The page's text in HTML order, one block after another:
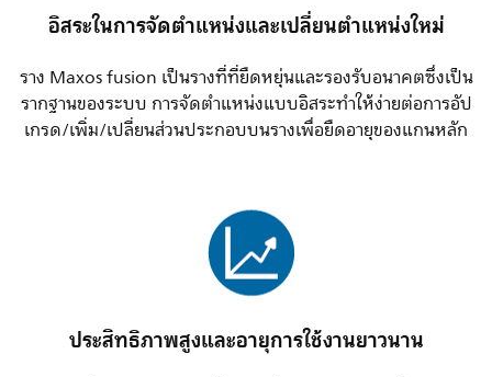
อิสระในการจัดตำแหน่งและเปลี่ยนตำแหน่งใหม่
ราง Maxos fusion เป็นรางที่ที่ยืดหยุ่นและรองรับอนาคตซึ่งเป็น
รากฐานของระบบ การจัดตำแหน่งแบบอิสระทำให้ง่ายต่อการอัป
เกรด/เพิ่ม/เปลี่ยนส่วนประกอบบนรางเพื่อยืดอายุของแกนหลัก
ประสิทธิภาพสูงและอายุการใช้งานยาวนาน